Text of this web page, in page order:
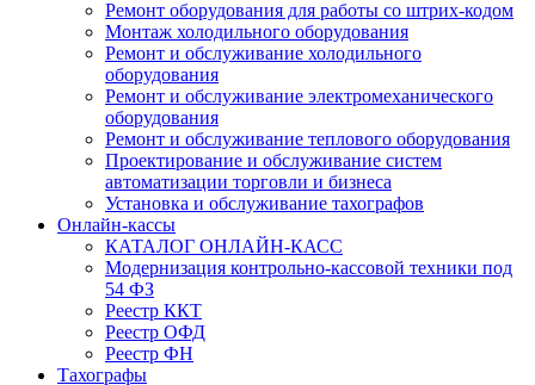
Ремонт оборудования для работы со штрих-кодом
Монтаж холодильного оборудования
Ремонт и обслуживание холодильного
оборудования
Ремонт и обслуживание электромеханического
оборудования
Ремонт и обслуживание теплового оборудования
Проектирование и обслуживание систем
автоматизации торговли и бизнеса
Установка и обслуживание тахографов
Онлайн-кассы
КАТАЛОГ ОНЛАЙН-КАСС
Модернизация контрольно-кассовой техники под
54 ФЗ
Реестр ККТ
Реестр ОФД
Реестр ФН
Тахографы